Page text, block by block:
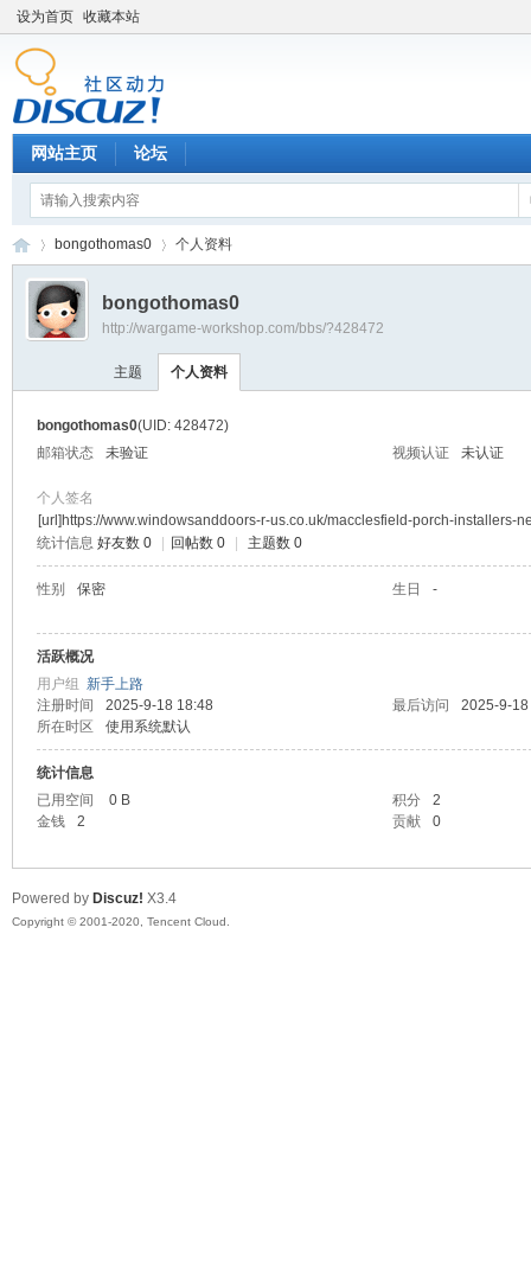
设为首页 收藏本站
网站主页 论坛
›
bongothomas0 个人资料
bongothomas0
http://wargame-workshop.com/bbs/?428472
主题 个人资料
bongothomas0(UID: 428472)
邮箱状态
未验证 视频认证 未认证
个人签名
[url]https://www.windowsanddoors-r-us.co.uk/macclesfield-porch-installers-
统计信息 好友数 0 回帖数 0 主题数 0
性别 保密 生日 -
活跃概况
用户组 新手上路
注册时间
2025-9-18 18:48 最后访问
2025-9-
所在时区
使用系统默认
统计信息
已用空间
0 B 积分
2
金钱
2 贡献 0
Powered by Discuz! X3.4
Copyright © 2001-2020, Tencent Cloud.